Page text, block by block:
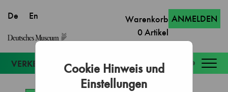
Cookie Hinweis und
Einstellungen
Warenkorb
0Artikel
ANMELDEN